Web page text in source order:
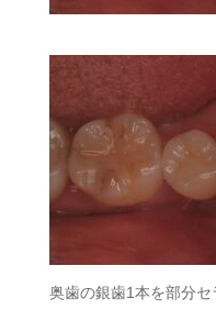
奥歯の銀歯1本を部分